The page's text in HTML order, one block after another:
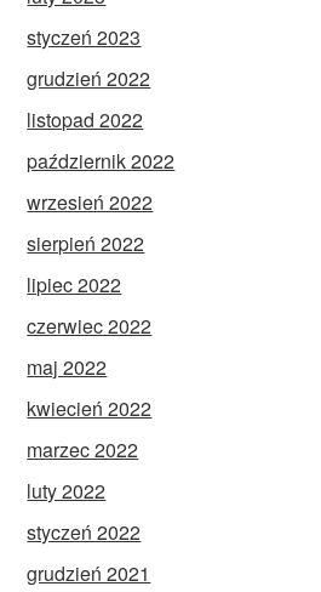
styczeń 2023
grudzień 2022
listopad 2022
październik 2022
wrzesień 2022
sierpień 2022
lipiec 2022
czerwiec 2022
maj 2022
kwiecień 2022
marzec 2022
luty 2022
styczeń 2022
grudzień 2021